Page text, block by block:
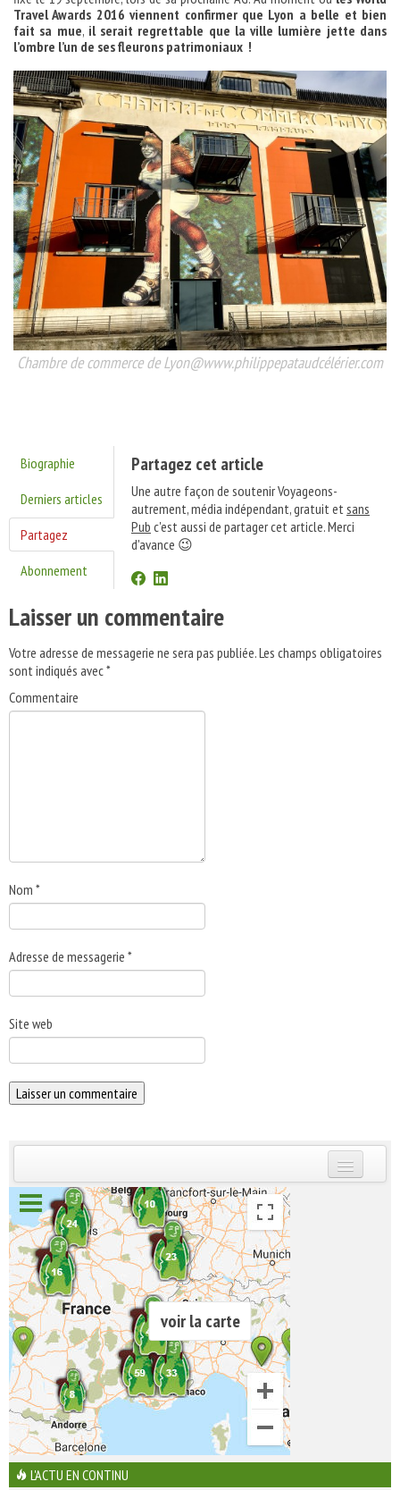
Travel Awards 2016 viennent confirmer que Lyon a belle et bien
fait sa mue, il serait regrettable que la ville lumière jette dans
l’ombre l’un de ses fleurons patrimoniaux !
Chambre de commerce de Lyon@www.philippepataudcélérier.com
Biographie
Derniers articles
Partagez
Abonnement
Partagez cet article
Une autre façon de soutenir Voyageons-
autrement, média indépendant, gratuit etsans
Pub c'est aussi de partager cet article. Merci
d'avance 😉
Laisser un commentaire
Votre adresse de messagerie ne sera pas publiée.Les champs obligatoires
sont indiqués avec*
Commentaire
Nom *
Adresse de messagerie *
Site web
INSCRIVEZ-VOUS | ABONNEZ-VOUS
voir la carte
L'ACTU EN CONTINU